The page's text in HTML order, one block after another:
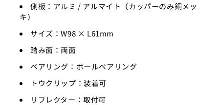
側板：アルミ / アルマイト（カッパーのみ銅メッ
キ）
サイズ：W98 × L61mm
踏み面：両面
ベアリング：ボールベアリング
トウクリップ：装着可
リフレクター：取付可